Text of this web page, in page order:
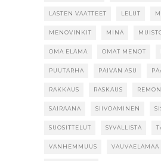
LASTEN VAATTEET LELUT
MENOVINKIT MINÄ
OMA ELÄMÄ OMAT MENOT
PUUTARHA PÄIVÄN ASU
RAKKAUS RASKAUS
SAIRAANA SIIVOAMINEN
SUOSITTELUT SYVÄLLISTÄ
VANHEMMUUS VAUVAELÄMÄÄ